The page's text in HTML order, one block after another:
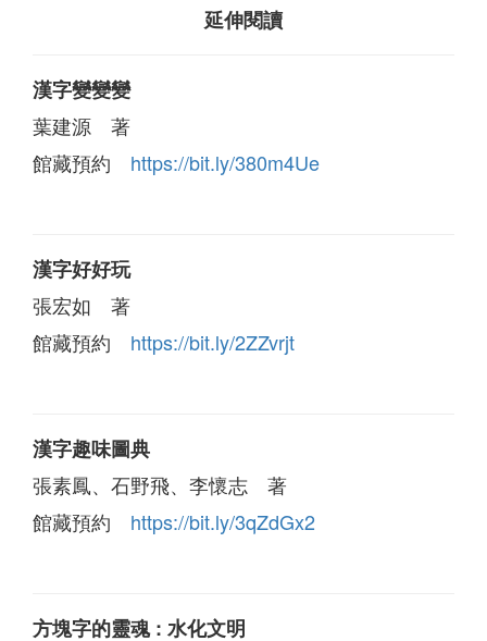
延伸閱讀
漢字變變變
葉建源 著
館藏預約 https://bit.ly/380m4Ue
漢字好好玩
張宏如 著
館藏預約 https://bit.ly/2ZZvrjt
漢字趣味圖典
張素鳳、石野飛、李懷志 著
館藏預約 https://bit.ly/3qZdGx2
方塊字的靈魂 : 水化文明